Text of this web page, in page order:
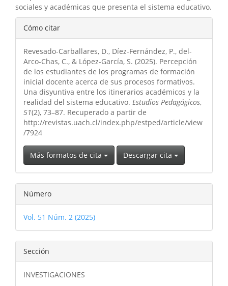
sociales y académicas que presenta el sistema educativo.
Detalles
del
artículo
Cómo citar
Revesado-Carballares, D., Díez-Fernández, P., del-
Arco-Chas, C., & López-García, S. (2025). Percepción
de los estudiantes de los programas de formación
inicial docente acerca de sus procesos formativos.
Una disyuntiva entre los itinerarios académicos y la
realidad del sistema educativo. Estudios Pedagógicos,
51(2), 73–87. Recuperado a partir de
http://revistas.uach.cl/index.php/estped/article/view
/7924
Más formatos de cita Descargar cita
Número
Vol. 51 Núm. 2 (2025)
Sección
INVESTIGACIONES